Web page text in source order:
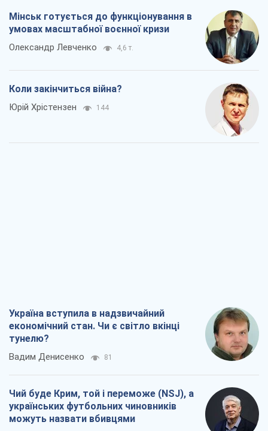
Мінськ готується до функціонування в
умовах масштабної воєнної кризи
Олександр Левченко 4,6 т.
Коли закінчиться війна?
Юрій Хрістензен 144
Україна вступила в надзвичайний
економічний стан. Чи є світло вкінці
тунелю?
Вадим Денисенко 81
Чий буде Крим, той і переможе (NSJ), а
українських футбольних чиновників
можуть назвати вбивцями